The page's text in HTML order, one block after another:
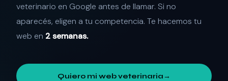
veterinario en Google antes de llamar. Si no
aparecés, eligen a tu competencia. Te hacemos tu
web en 2 semanas.
Quiero mi web veterinaria→